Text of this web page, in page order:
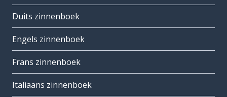
Duits zinnenboek
Engels zinnenboek
Frans zinnenboek
Italiaans zinnenboek